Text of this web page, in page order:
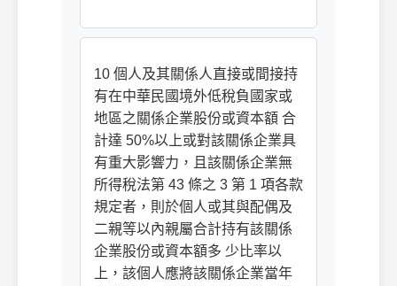
10 個人及其關係人直接或間接持
有在中華民國境外低稅負國家或
地區之關係企業股份或資本額 合
計達 50%以上或對該關係企業具
有重大影響力，且該關係企業無
所得稅法第 43 條之 3 第 1 項各款
規定者，則於個人或其與配偶及
二親等以內親屬合計持有該關係
企業股份或資本額多 少比率以
上，該個人應將該關係企業當年